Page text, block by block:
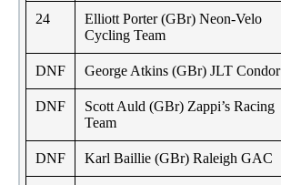
24
Elliott Porter (GBr) Neon-Velo
Cycling Team
DNF George Atkins (GBr) JLT Condor
DNF
Scott Auld (GBr) Zappi’s Racing
Team
DNF Karl Baillie (GBr) Raleigh GAC